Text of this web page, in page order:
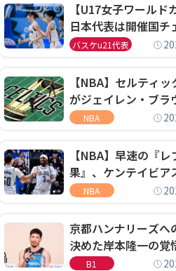
【U17女子ワールド
日本代表は開催国チ
て予選グループ3連
決定
バスケu21代表
【NBA】セルティ
がジェイレン・ブラ
明「キャップの70％
NBA
【NBA】早速の『
果』、ケンテイビア
ウェル・ポープがセ
NBA
京都ハンナリーズへ
決めた岸本隆一の覚
ゴというちっぽけな
B1